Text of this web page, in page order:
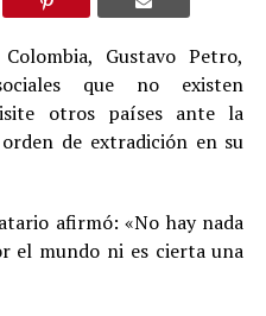
Gustavo Petro,
que no existen
otros países ante la
de extradición en su
afirmó: «No hay nada
el mundo ni es cierta una